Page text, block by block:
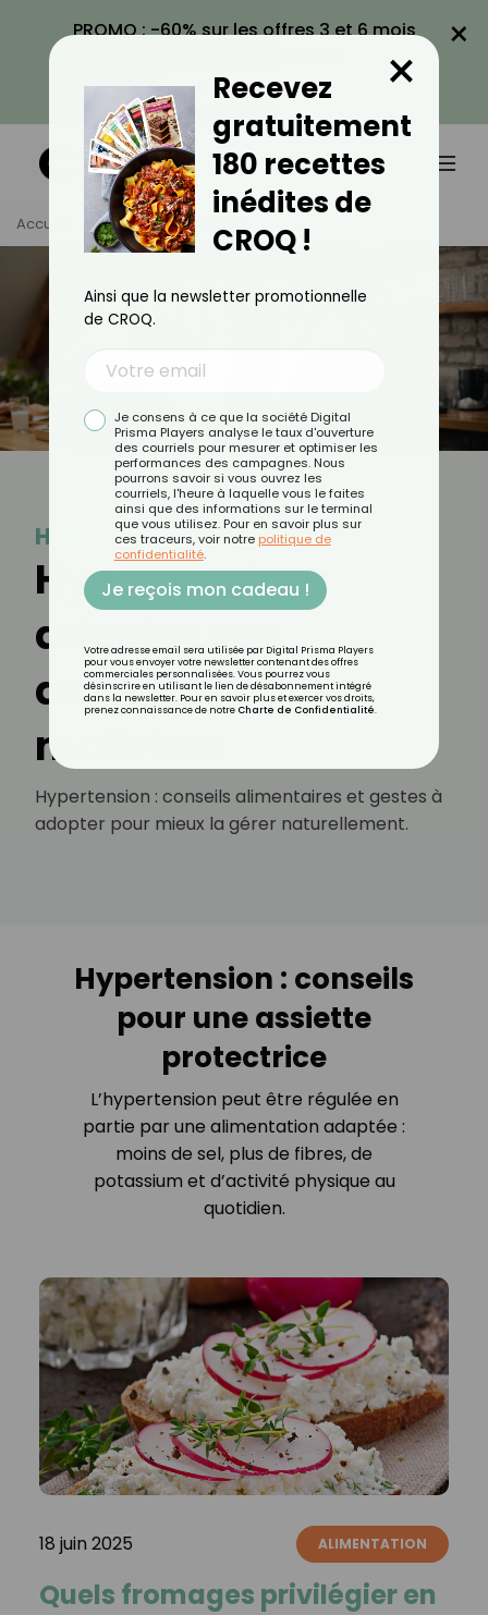
PROMO : -60% sur les offres 3 et 6 mois
VOIR LA PROMO
×
Accueil Tag Hypertension
Hypertension
Hypertension :
adapter son
assiette pour la
maîtriser
Hypertension : conseils alimentaires et gestes à
adopter pour mieux la gérer naturellement.
Hypertension : conseils
pour une assiette
protectrice
L’hypertension peut être régulée en
partie par une alimentation adaptée :
moins de sel, plus de fibres, de
potassium et d’activité physique au
quotidien.
18 juin 2025 ALIMENTATION
Quels fromages privilégier en
Recevez
gratuitement
180 recettes
inédites de
CROQ !
×
Ainsi que la newsletter promotionnelle
de CROQ.
Je consens à ce que la société Digital
Prisma Players analyse le taux d'ouverture
des courriels pour mesurer et optimiser les
performances des campagnes. Nous
pourrons savoir si vous ouvrez les
courriels, l'heure à laquelle vous le faites
ainsi que des informations sur le terminal
que vous utilisez. Pour en savoir plus sur
ces traceurs, voir notre politique de
confidentialité.
Je reçois mon cadeau !
Votre adresse email sera utilisée par Digital Prisma Players
pour vous envoyer votre newsletter contenant des offres
commerciales personnalisées. Vous pourrez vous
désinscrire en utilisant le lien de désabonnement intégré
dans la newsletter. Pour en savoir plus et exercer vos droits,
prenez connaissance de notre Charte de Confidentialité.